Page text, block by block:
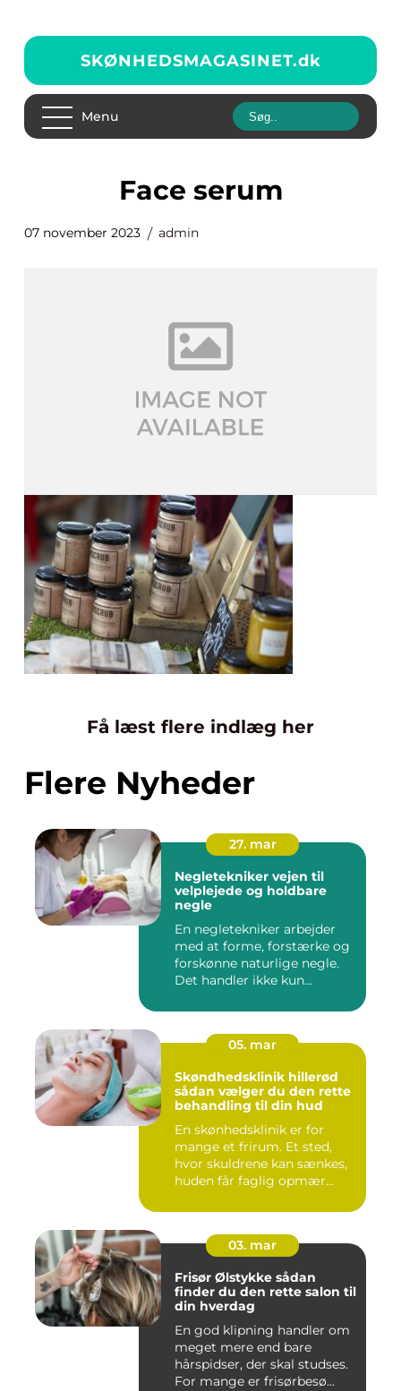
SKØNHEDSMAGASINET.dk
Menu
face serum
07 november 2023 admin
Få læst flere indlæg her
Flere Nyheder
27. mar
Negletekniker vejen til
velplejede og holdbare
negle
En negletekniker arbejder
med at forme, forstærke og
forskønne naturlige negle.
Det handler ikke kun...
05. mar
Skøndhedsklinik hillerød
sådan vælger du den rette
behandling til din hud
En skønhedsklinik er for
mange et frirum. Et sted,
hvor skuldrene kan sænkes,
huden får faglig opmær...
03. mar
Frisør Ølstykke sådan
finder du den rette salon til
din hverdag
En god klipning handler om
meget mere end bare
hårspidser, der skal studses.
For mange er frisørbesø...